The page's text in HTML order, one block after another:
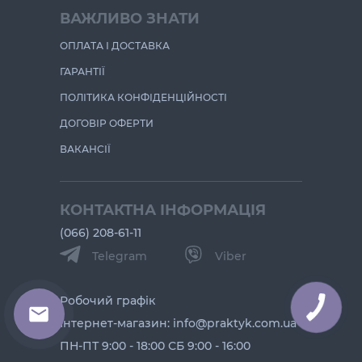
ВАЖЛИВО ЗНАТИ
ОПЛАТА І ДОСТАВКА
ГАРАНТІЇ
ПОЛІТИКА КОНФІДЕНЦІЙНОСТІ
ДОГОВІР ОФЕРТИ
ВАКАНСІЇ
КОНТАКТНА ІНФОРМАЦІЯ
(066) 208-61-11
Telegram
Viber
Робочий графік
Інтернет-магазин: info@praktyk.com.ua
ПН-ПТ 9:00 - 18:00 СБ 9:00 - 16:00